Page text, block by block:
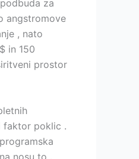
za
angstromove
, nato
in 150
prostor
faktor poklic .
nosu to .